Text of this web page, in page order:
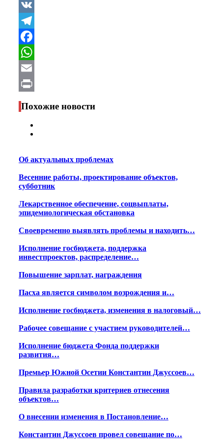
VK
Telegram
Facebook
WhatsApp
Email
Print
Похожие новости
Об актуальных проблемах
Весенние работы, проектирование объектов,
субботник
Лекарственное обеспечение, соцвыплаты,
эпидемиологическая обстановка
Своевременно выявлять проблемы и находить…
Исполнение госбюджета, поддержка
инвестпроектов, распределение…
Повышение зарплат, награждения
Пасха является символом возрождения и…
Исполнение госбюджета, изменения в налоговый…
Рабочее совещание с участием руководителей…
Исполнение бюджета Фонда поддержки
развития…
Премьер Южной Осетии Константин Джуссоев…
Правила разработки критериев отнесения
объектов…
О внесении изменения в Постановление…
Константин Джуссоев провел совещание по…